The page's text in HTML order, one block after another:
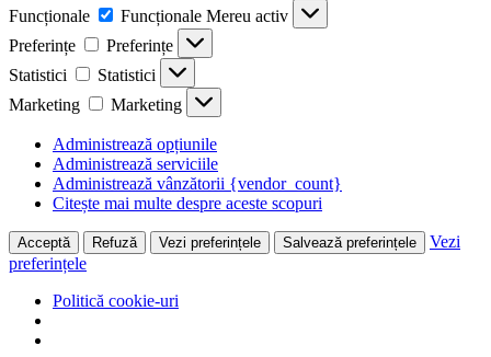
Funcționale
Funcționale Mereu activ
Preferințe
Preferințe
Statistici
Statistici
Marketing
Marketing
Administrează opțiunile
Administrează serviciile
Administrează vânzătorii {vendor_count}
Citește mai multe despre aceste scopuri
Acceptă Refuză Vezi preferințele Salvează preferințele
Vezi
preferințele
Politică cookie-uri